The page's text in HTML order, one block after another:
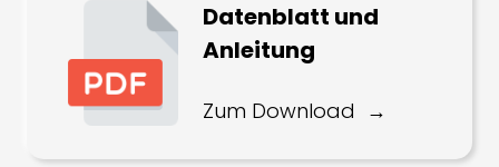
Datenblatt und
Anleitung
Zum Download